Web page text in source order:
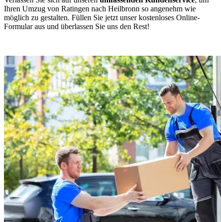
Ihren Umzug von Ratingen nach Heilbronn so angenehm wie
möglich zu gestalten. Füllen Sie jetzt unser kostenloses Online-
Formular aus und überlassen Sie uns den Rest!